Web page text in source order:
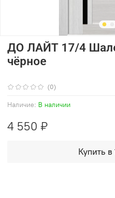
(0)
Наличие: В наличии
ДО ЛАЙТ 17/4
чёрное
4 550 ₽
Купить в